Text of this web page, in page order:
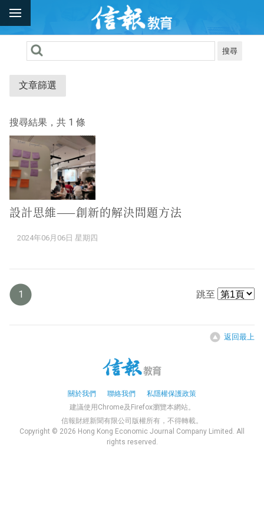
搜尋
文章篩選
搜尋結果，共 1 條
設計思維——創新的解決問題方法
2024年06月06日 星期四
1 跳至
返回最上
關於我們 聯絡我們
私隱權保護政策
建議使用Chrome及Firefox瀏覽本網站。
信報財經新聞有限公司版權所有，不得轉載。
Copyright © 2026 Hong Kong Economic Journal Company Limited. All
rights reserved.